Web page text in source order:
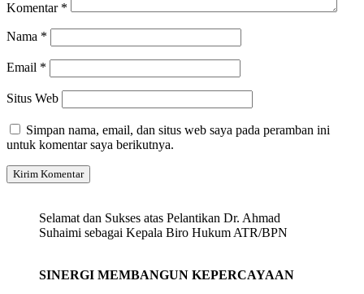
Komentar *
Nama *
Email *
Situs Web
Simpan nama, email, dan situs web saya pada peramban ini
untuk komentar saya berikutnya.
Selamat dan Sukses atas Pelantikan Dr. Ahmad
Suhaimi sebagai Kepala Biro Hukum ATR/BPN
SINERGI MEMBANGUN KEPERCAYAAN